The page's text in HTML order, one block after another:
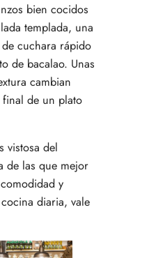
bien cocidos
templada, una
cuchara rápido
de bacalao. Unas
cambian
final de un plato
vistosa del
de las que mejor
y
diaria, vale